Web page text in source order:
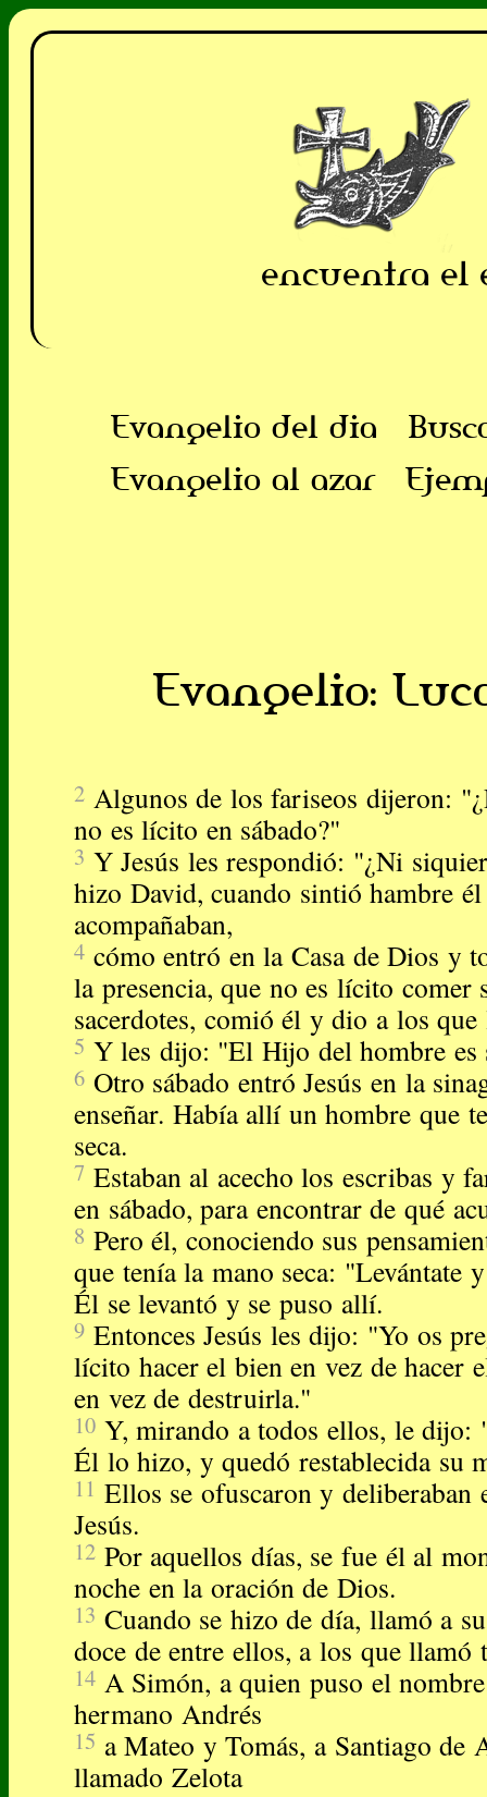
encuentra el
Evangelio del dia
Evangelio al azar
Evangelio:
2 Algunos de los fariseos dijeron:
no es lícito en sábado?"
3 Y Jesús les respondió: "¿Ni
hizo David, cuando sintió hambre
acompañaban,
4 cómo entró en la Casa de Dios y
la presencia, que no es lícito comer
sacerdotes, comió él y dio a los que
5 Y les dijo: "El Hijo del hombre es
6 Otro sábado entró Jesús en la
enseñar. Había allí un hombre que
seca.
7 Estaban al acecho los escribas y
en sábado, para encontrar de qué
8 Pero él, conociendo sus
que tenía la mano seca: "Levántate
Él se levantó y se puso allí.
9 Entonces Jesús les dijo: "Yo os
lícito hacer el bien en vez de hacer
en vez de destruirla."
10 Y, mirando a todos ellos, le dijo:
Él lo hizo, y quedó restablecida su
11 Ellos se ofuscaron y deliberaban
Jesús.
12 Por aquellos días, se fue él al
noche en la oración de Dios.
13 Cuando se hizo de día, llamó a
doce de entre ellos, a los que llamó
14 A Simón, a quien puso el
hermano Andrés
15 a Mateo y Tomás, a Santiago de
llamado Zelota